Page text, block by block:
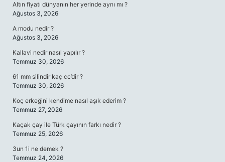
Altın fiyatı dünyanın her yerinde aynı mı ?
Ağustos 3, 2026
A modu nedir ?
Ağustos 3, 2026
Kallavi nedir nasıl yapılır ?
Temmuz 30, 2026
61 mm silindir kaç cc’dir ?
Temmuz 30, 2026
Koç erkeğini kendime nasıl aşık ederim ?
Temmuz 27, 2026
Kaçak çay ile Türk çayının farkı nedir ?
Temmuz 25, 2026
3un 1i ne demek ?
Temmuz 24, 2026